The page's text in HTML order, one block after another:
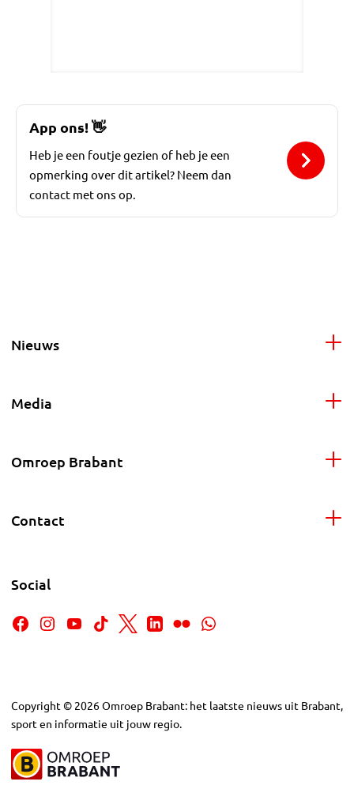
App ons! 👋
Heb je een foutje gezien of heb je een
opmerking over dit artikel? Neem dan
contact met ons op.
Nieuws
Media
Omroep Brabant
Contact
Social
Copyright © 2026Omroep Brabant: het laatste nieuws uit Brabant,
sport en informatie uit jouw regio.